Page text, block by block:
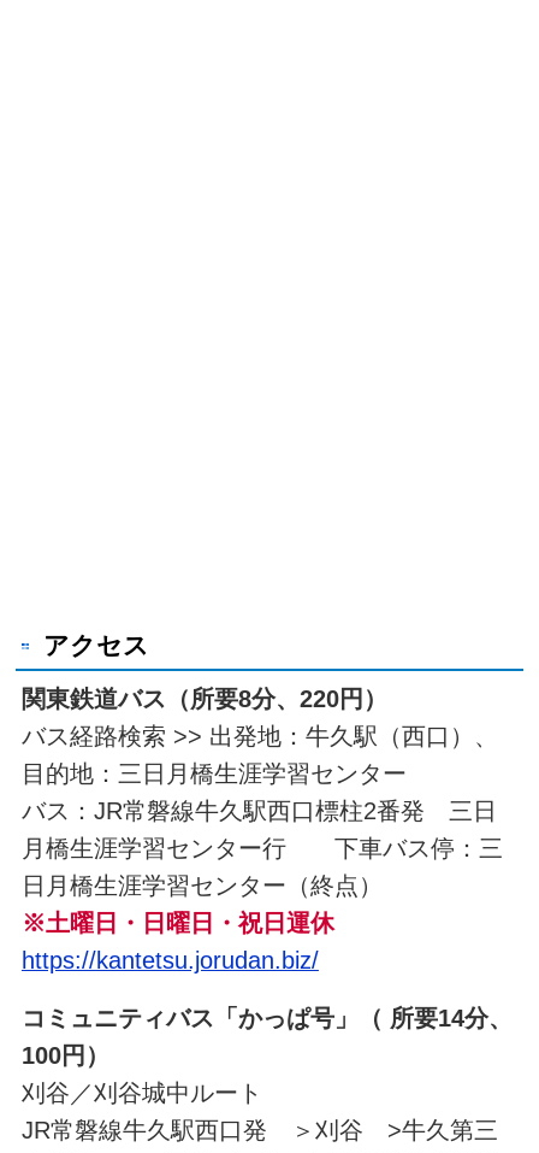
アクセス
関東鉄道バス（所要8分、220円）
バス経路検索 >> 出発地：牛久駅（西口）、
目的地：三日月橋生涯学習センター
バス：JR常磐線牛久駅西口標柱2番発 三日
月橋生涯学習センター行 下車バス停：三
日月橋生涯学習センター（終点）
※土曜日・日曜日・祝日運休
https://kantetsu.jorudan.biz/
コミュニティバス「かっぱ号」（ 所要14分、
100円）
刈谷／刈谷城中ルート
JR常磐線牛久駅西口発 ＞刈谷 >牛久第三